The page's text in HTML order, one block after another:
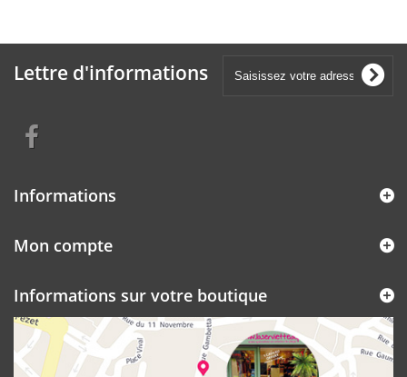
Lettre d'informations
Informations
Mon compte
Informations sur votre boutique